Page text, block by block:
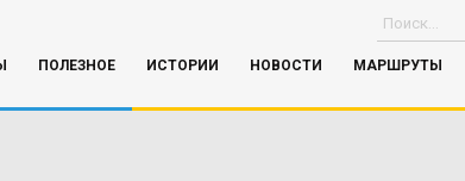
ПОЛЕЗНОЕ ИСТОРИИ НОВОСТИ МАРШРУТЫ